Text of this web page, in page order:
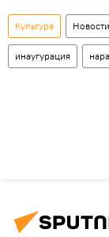
Культура Новости
инаугурация